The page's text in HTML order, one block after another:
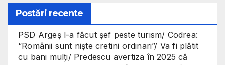
Postări recente
PSD Argeș l-a făcut șef peste turism/ Codrea:
“Românii sunt niște cretini ordinari”/ Va fi plătit
cu bani mulți/ Predescu avertiza în 2025 că